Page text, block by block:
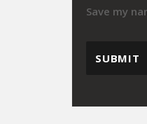
Save my